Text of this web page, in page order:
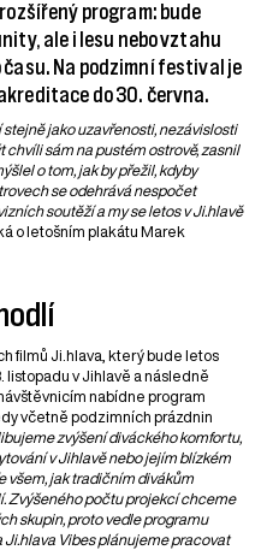
program: bude
ale i lesu nebo vztahu
Na podzimní festival je
do 30. června.
jako uzavřenosti, nezávislosti
chvíli sám na pustém ostrově, zasnil
o tom, jak by přežil, kdyby
se odehrává nespočet
soutěží a my se letos v Ji.hlavě
o letošním plakátu Marek
filmů Ji.hlava, který bude letos
listopadu v Jihlavě a následně
nabídne program
včetně podzimních prázdnin
zvýšení diváckého komfortu,
v Jihlavě nebo jejím blízkém
všem, jak tradičním divákům
Zvýšeného počtu projekcí chceme
skupin, proto vedle programu
Ji.hlava Vibes plánujeme pracovat